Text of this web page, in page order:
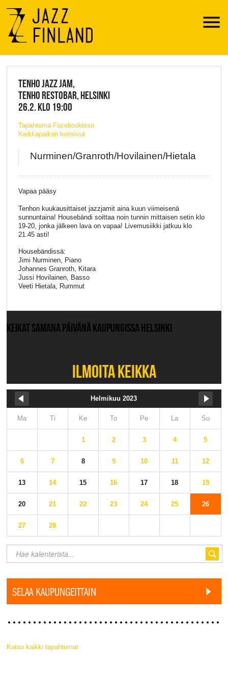
Menu
JAZZ FINLAND LIVE
TENHO JAZZ JAM,
TENHO RESTOBAR, HELSINKI
26.2. KLO 19:00
Tapahtuma Facebookissa
Keikkapaikan kotisivut
Nurminen/Granroth/Hovilainen/Hietala
Vapaa pääsy
Tenhon kuukausittaiset jazzjamit aina kuun viimeisenä
sunnuntaina! Housebändi soittaa noin tunnin mittaisen setin klo
19-20, jonka jälkeen lava on vapaa! Livemusiikki jatkuu klo
21.45 asti!
Housebändissä:
Jimi Nurminen, Piano
Johannes Granroth, Kitara
Jussi Hovilainen, Basso
Veeti Hietala, Rummut
KEIKAT SAMANA PÄIVÄNÄ KAUPUNGISSA HELSINKI
ILMOITA KEIKKA
Helmikuu 2023
Ma Ti Ke To Pe La Su
1 2 3 4 5
6 7 8 9 10 11 12
13 14 15 16 17 18 19
20 21 22 23 24 25 26
27 28
SELAA KAUPUNGEITTAIN
Katso kaikki tapahtumat